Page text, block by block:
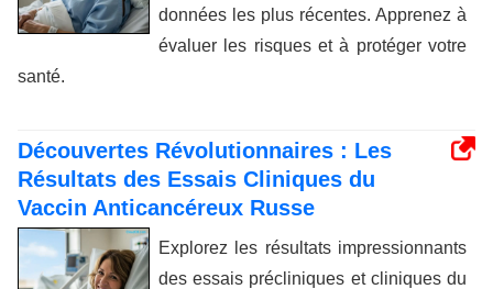
données les plus récentes. Apprenez à
évaluer les risques et à protéger votre
santé.
Découvertes Révolutionnaires : Les
Résultats des Essais Cliniques du
Vaccin Anticancéreux Russe
Explorez les résultats impressionnants
des essais précliniques et cliniques du